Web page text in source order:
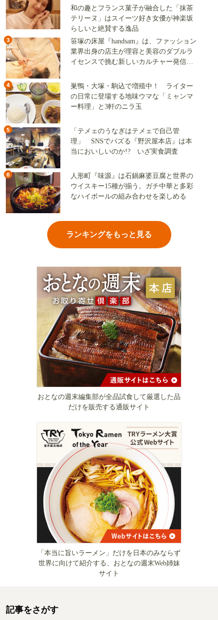
和の趣とフランス菓子が融合した「抹茶
テリーヌ」はスイーツ好き女優が神楽坂
らしいと絶賛する逸品
3
笹塚の床屋『handsam』は、ファッション
業界出身の店主が理容と美容のダブルラ
イセンスで挑む新しいカルチャー発信基
4
巣鴨・大塚・駒込で増殖中！ ライター
の日常に登場する地味ウマな「ミャンマ
ー料理」と3軒のニラ玉
5
「テメェのうなぎはテメェで自己管
理」 SNSでバズる『野沢屋本店』は本
当においしいのか!? いざ実食調査
6
人形町『味源』は石鍋麻婆豆腐と世界の
ウイスキー15種が揃う。ガチ中華と多彩
なハイボールの組み合わせを楽しめる
ランキングをもっと見る
おとなの週末編集部が全品試食して厳選した品
だけを販売する通販サイト
「本当に旨いラーメン」だけを日本のみならず
世界に向けて紹介する、おとなの週末Web姉妹
サイト
記事をさがす